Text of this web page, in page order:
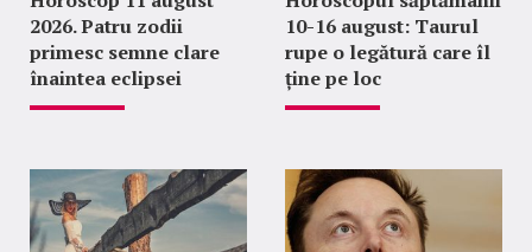
2026. Patru zodii
primesc semne clare
înaintea eclipsei
10-16 august: Taurul
rupe o legătură care îl
ține pe loc